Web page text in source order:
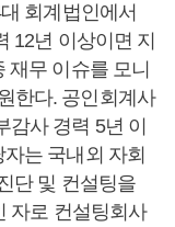
회계법인에서
12년 이상이면 지
재무 이슈를 모니
한다. 공인회계사
사 경력 5년 이
는 국내외 자회
단 및 컨설팅을
자로 컨설팅회사